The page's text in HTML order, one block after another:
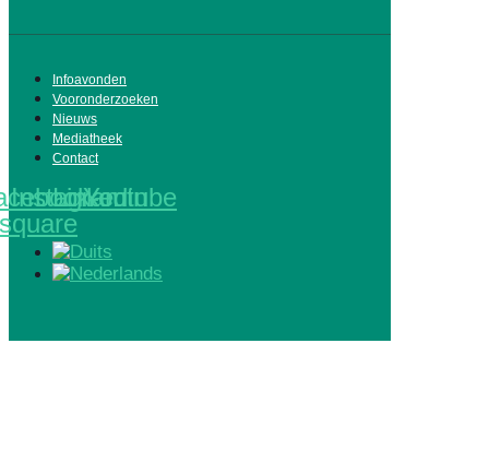
Infoavonden
Vooronderzoeken
Nieuws
Mediatheek
Contact
square
Instagram
Linkedin
Youtube